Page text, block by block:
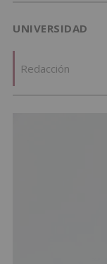
UNIVERSIDAD
Redacción